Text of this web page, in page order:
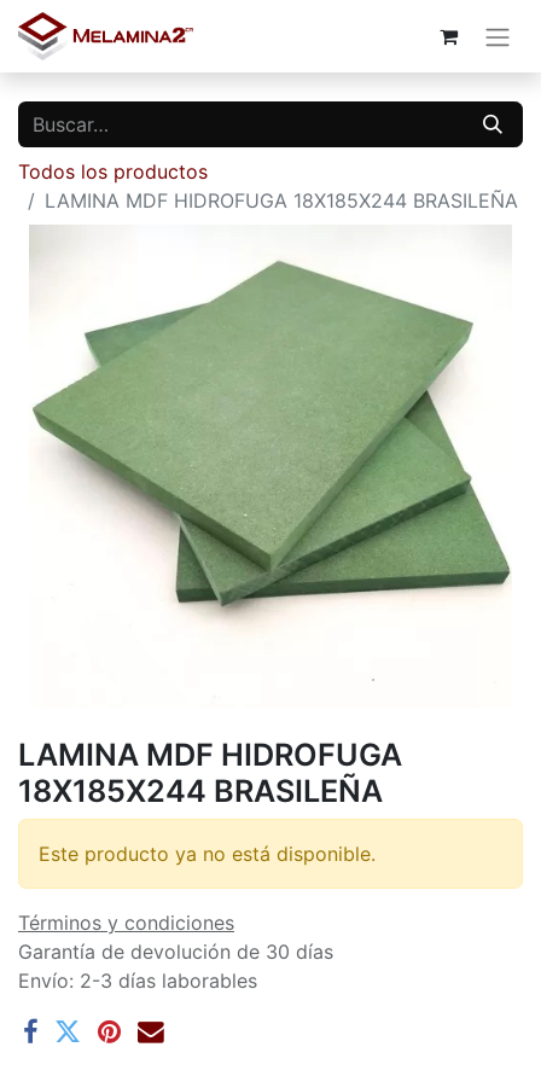
Todos los productos
LAMINA MDF HIDROFUGA 18X185X244 BRASILEÑA
LAMINA MDF HIDROFUGA
18X185X244 BRASILEÑA
Este producto ya no está disponible.
Términos y condiciones
Garantía de devolución de 30 días
Envío: 2-3 días laborables